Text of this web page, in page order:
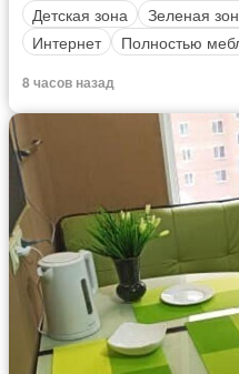
Детская зона
Зеленая
Интернет
Полностью
8 часов назад